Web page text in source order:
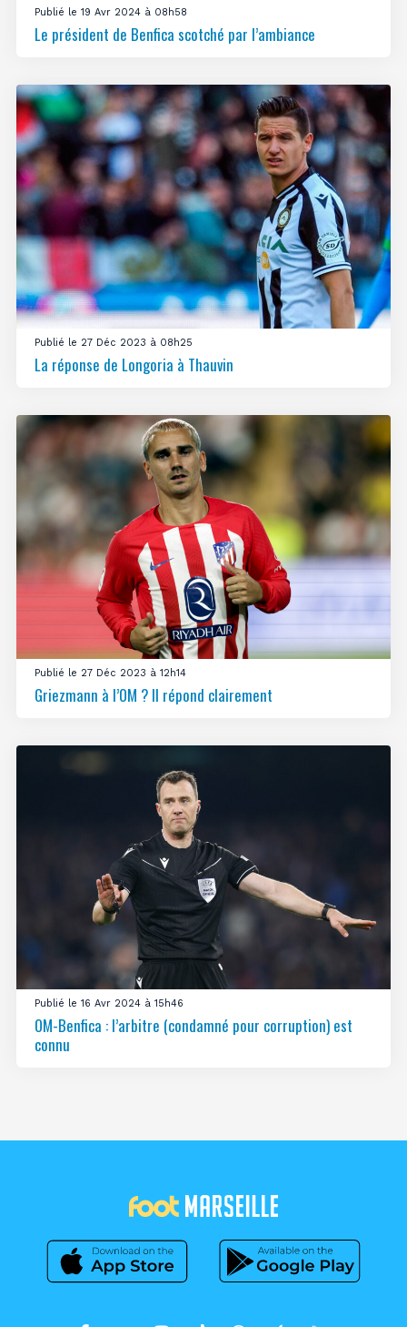
Publié le 19 Avr 2024 à 08h58
Le président de Benfica scotché par l’ambiance
Publié le 27 Déc 2023 à 08h25
La réponse de Longoria à Thauvin
Publié le 27 Déc 2023 à 12h14
Griezmann à l’OM ? Il répond clairement
Publié le 16 Avr 2024 à 15h46
OM-Benfica : l’arbitre (condamné pour corruption) est
connu